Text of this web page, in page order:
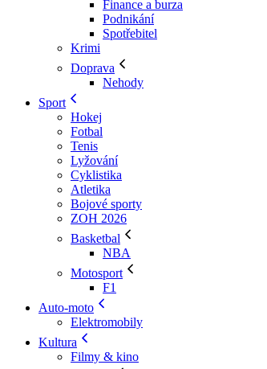
Finance a burza
Podnikání
Spotřebitel
Krimi
Doprava
Nehody
Sport
Hokej
Fotbal
Tenis
Lyžování
Cyklistika
Atletika
Bojové sporty
ZOH 2026
Basketbal
NBA
Motosport
F1
Auto-moto
Elektromobily
Kultura
Filmy & kino